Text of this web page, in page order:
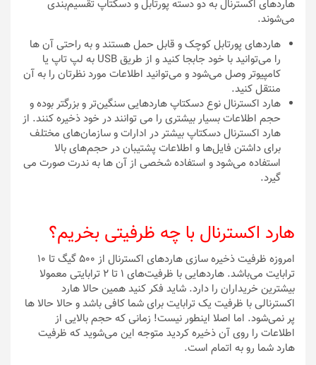
هاردهای اکسترنال به دو دسته پورتابل و دسکتاپ تقسیم‌بندی
می‌شوند.
هاردهای پورتابل کوچک و قابل حمل هستند و به راحتی آن ها
را می‌توانید با خود جابجا کنید و از طریق USB به لپ تاپ یا
کامپیوتر وصل می‌شود و می‌توانید اطلاعات مورد نظرتان را به آن
منتقل کنید.
هارد اکسترنال نوع دسکتاپ هاردهایی سنگین‌تر و بزرگتر بوده و
حجم اطلاعات بسیار بیشتری را می توانند در خود ذخیره کنند. از
هارد اکسترنال دسکتاپ بیشتر در ادارات و سازمان‌های مختلف
برای داشتن فایل‌ها و اطلاعات پشتیبان در حجم‌های بالا
استفاده می‌شود و استفاده شخصی از آن ها به ندرت صورت می
گیرد.
هارد اکسترنال با چه ظرفیتی بخریم؟
امروزه ظرفیت ذخیره سازی هاردهای اکسترنال از ۵۰۰ گیگ تا ۱۰
ترابایت می‌باشد. هاردهایی با ظرفیت‌های ۱ تا ۲ ترابایتی معمولا
بیشترین خریداران را دارد. شاید فکر کنید همین حالا هارد
اکسترنالی با ظرفیت یک ترابایت برای شما کافی باشد و حالا حالا ها
پر نمی‌شود. اما اصلا اینطور نیست! زمانی که حجم بالایی از
اطلاعات را روی آن ذخیره کردید متوجه این می‌شوید که ظرفیت
هارد شما رو به اتمام است.